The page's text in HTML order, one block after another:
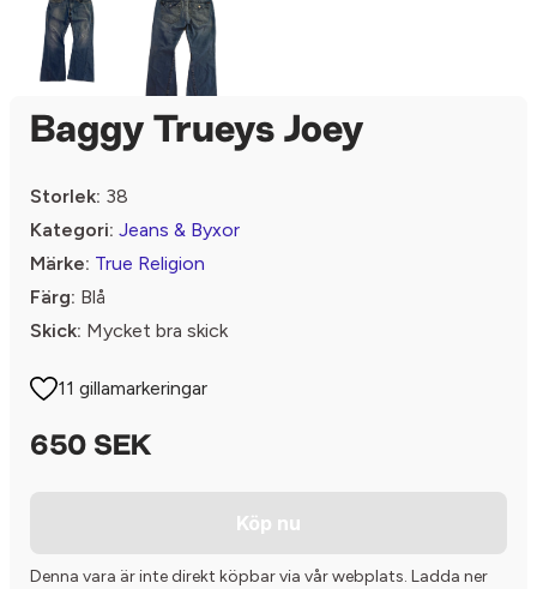
Baggy Trueys Joey
Storlek: 38
Kategori: Jeans & Byxor
Märke: True Religion
Färg: Blå
Skick: Mycket bra skick
11 gillamarkeringar
650 SEK
Köp nu
Denna vara är inte direkt köpbar via vår webplats. Ladda ner